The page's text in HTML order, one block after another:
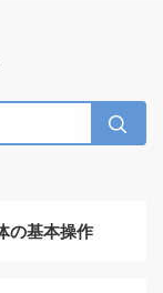
の基本操作